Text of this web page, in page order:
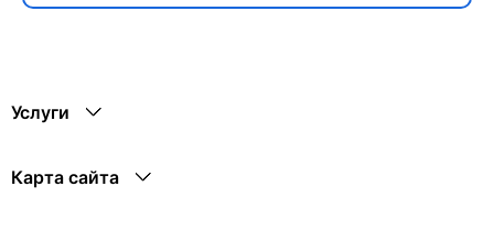
Услуги
Карта сайта